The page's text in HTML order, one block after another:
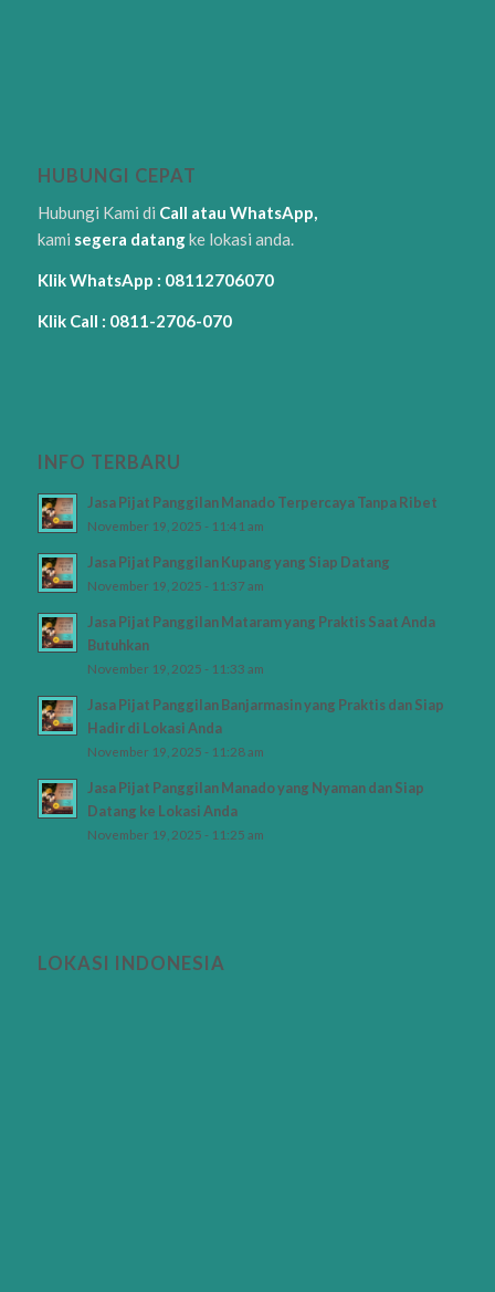
HUBUNGI CEPAT
Hubungi Kami di Call atau WhatsApp,
kami segera datangke lokasi anda.
Klik WhatsApp : 08112706070
Klik Call : 0811-2706-070
INFO TERBARU
Jasa Pijat Panggilan Manado Terpercaya Tanpa Ribet
November 19, 2025 - 11:41 am
Jasa Pijat Panggilan Kupang yang Siap Datang
November 19, 2025 - 11:37 am
Jasa Pijat Panggilan Mataram yang Praktis Saat Anda
Butuhkan
November 19, 2025 - 11:33 am
Jasa Pijat Panggilan Banjarmasin yang Praktis dan Siap
Hadir di Lokasi Anda
November 19, 2025 - 11:28 am
Jasa Pijat Panggilan Manado yang Nyaman dan Siap
Datang ke Lokasi Anda
November 19, 2025 - 11:25 am
LOKASI INDONESIA